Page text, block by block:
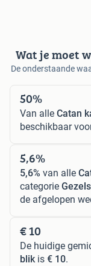
Wat je moet
De onderstaande
50%
Van alle Catan
beschikbaar
5,6%
5,6% van alle
categorie
de afgelopen
€ 10
De huidige
blikis € 10.